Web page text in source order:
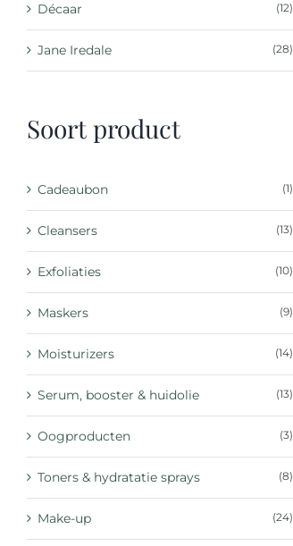
Décaar (12)
Jane Iredale (28)
Soort product
Cadeaubon (1)
Cleansers (13)
Exfoliaties (10)
Maskers (9)
Moisturizers (14)
Serum, booster & huidolie (13)
Oogproducten (3)
Toners & hydratatie sprays (8)
Make-up (24)